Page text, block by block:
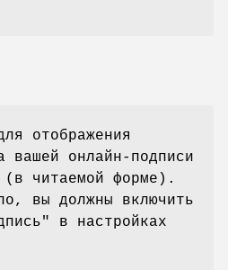
отображения
вашей онлайн-подписи
(в читаемой форме).
вы должны включить
в настройках